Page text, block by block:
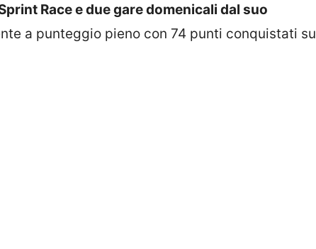
Race e due gare domenicali dal suo
a punteggio pieno con 74 punti conquistati su